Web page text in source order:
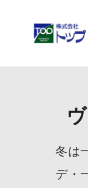
冬は
デ・